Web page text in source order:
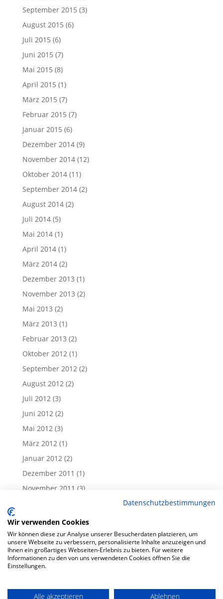
September 2015 (3)
August 2015 (6)
Juli 2015 (6)
Juni 2015 (7)
Mai 2015 (8)
April 2015 (1)
März 2015 (7)
Februar 2015 (7)
Januar 2015 (6)
Dezember 2014(9)
November 2014(12)
Oktober 2014(11)
September 2014(2)
August 2014(2)
Juli 2014(5)
Mai 2014(1)
April 2014(1)
März 2014(2)
Dezember 2013 (1)
November 2013 (2)
Mai 2013 (2)
März 2013 (1)
Februar 2013 (2)
Oktober 2012(1)
September 2012(2)
August 2012(2)
Juli 2012(3)
Juni 2012(2)
Mai 2012(3)
März 2012(1)
Januar 2012(2)
Dezember 2011 (1)
November 2011 (3)
September 2011(1)
August 2011(1)
Juli 2011(1)
Juni 2011(4)
Datenschutzbestimmungen
Wir verwenden Cookies
Wir können diese zur Analyse unserer Besucherdaten platzieren, um
unsere Webseite zu verbessern, personalisierte Inhalte anzuzeigen und
Ihnen ein großartiges Webseiten-Erlebnis zu bieten. Für weitere
Informationen zu den von uns verwendeten Cookies öffnen Sie die
Einstellungen.
Alle akzeptieren Ablehnen